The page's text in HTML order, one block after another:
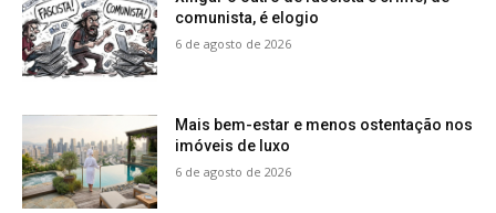
comunista, é elogio
6 de agosto de 2026
Mais bem-estar e menos ostentação nos
imóveis de luxo
6 de agosto de 2026